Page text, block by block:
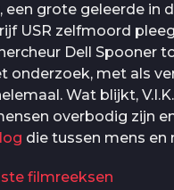
een grote geleerde in
USR zelfmoord
Dell Spooner
onderzoek, met als
Wat blijkt,
overbodig zijn
die tussen mens en
filmreeksen